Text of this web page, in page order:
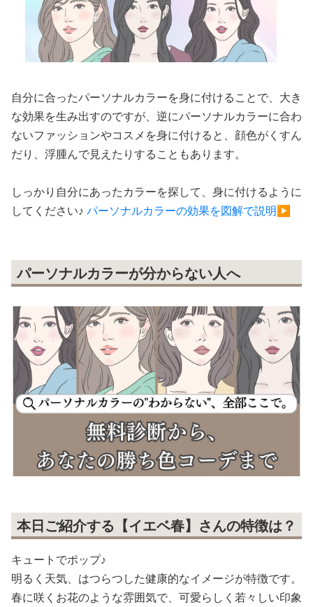
自分に合ったパーソナルカラーを身に付けることで、大き
な効果を生み出すのですが、逆にパーソナルカラーに合わ
ないファッションやコスメを身に付けると、顔色がくすん
だり、浮腫んで見えたりすることもあります。
しっかり自分にあったカラーを探して、身に付けるように
してください♪ パーソナルカラーの効果を図解で説明▶
パーソナルカラーが分からない人へ
本日ご紹介する【イエベ春】さんの特徴は？
キュートでポップ♪
明るく天気、はつらつした健康的なイメージが特徴です。
春に咲くお花のような雰囲気で、可愛らしく若々しい印象